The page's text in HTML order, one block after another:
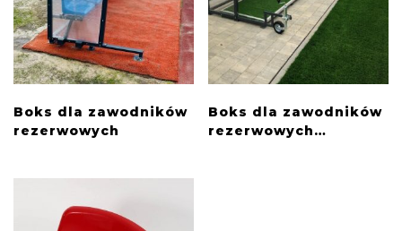
Boks dla zawodników
rezerwowych
Boks dla zawodników
rezerwowych